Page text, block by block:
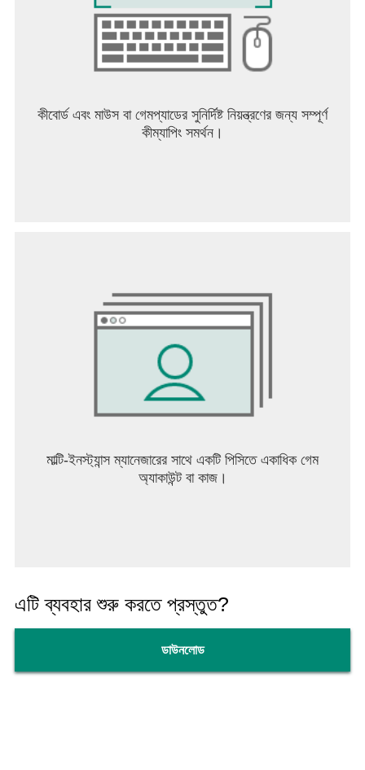
কীবোর্ড এবং মাউস বা গেমপ্যাডের সুনির্দিষ্ট নিয়ন্ত্রণের জন্য সম্পূর্ণ
কীম্যাপিং সমর্থন।
মাল্টি-ইনস্ট্যান্স ম্যানেজারের সাথে একটি পিসিতে একাধিক গেম
অ্যাকাউন্ট বা কাজ।
এটি ব্যবহার শুরু করতে প্রস্তুত?
ডাউনলোড